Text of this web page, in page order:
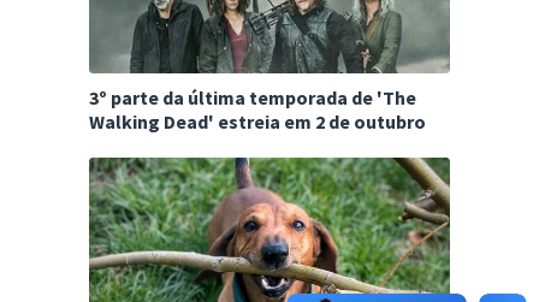
3º parte da última temporada de 'The
Walking Dead' estreia em 2 de outubro